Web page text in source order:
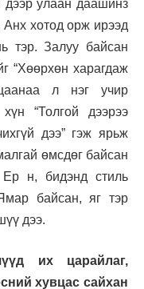
дээр улаан даашинз
Анх хотод орж ирээд
тэр. Залуу байсан
“Хөөрхөн харагдаж
л нэг учир
“Толгой дээрээ
дээ” гэж ярьж
өмсдөг байсан
Ер н, бидэнд стиль
байсан, яг тэр
дээ.
их царайлаг,
хувцас сайхан